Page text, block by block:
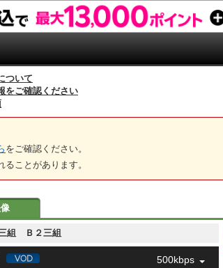
ついて
をご確認ください
をご確認ください。
ることがあります。
三組 Ｂ２三組
500kbps